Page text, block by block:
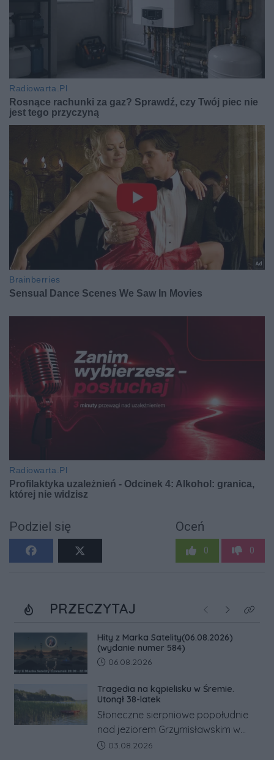
Podziel się Oceń
0 0
PRZECZYTAJ Poprzednie
NastępneKliknij
Hity z Marka Satelity(06.08.2026)
(wydanie numer 584)
Data dodania artykułu:
06.08.2026
Tragedia na kąpielisku w Śremie.
Utonął 38-latek
Słoneczne sierpniowe popołudnie
nad jeziorem Grzymisławskim w
powiecie śremskim zakończyło się
Data dodania artykułu:
03.08.2026